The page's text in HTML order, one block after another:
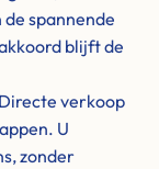
spannende
blijft de
verkoop
U
zonder